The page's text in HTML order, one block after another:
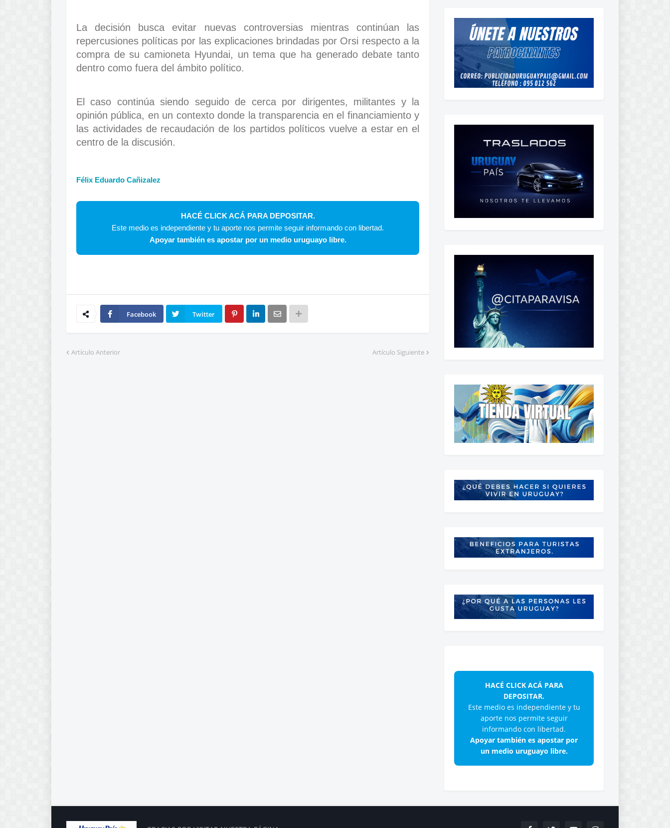
La decisión busca evitar nuevas controversias mientras continúan las
repercusiones políticas por las explicaciones brindadas por Orsi respecto a la
compra de su camioneta Hyundai, un tema que ha generado debate tanto
dentro como fuera del ámbito político.
El caso continúa siendo seguido de cerca por dirigentes, militantes y la
opinión pública, en un contexto donde la transparencia en el financiamiento y
las actividades de recaudación de los partidos políticos vuelve a estar en el
centro de la discusión.
Félix Eduardo Cañizalez
HACÉ CLICK ACÁ PARA DEPOSITAR.
Este medio es independiente y tu aporte nos permite seguir informando con libertad.
Apoyar también es apostar por un medio uruguayo libre.
Facebook Twitter
Artículo Anterior Artículo Siguiente
HACÉ CLICK ACÁ PARA
DEPOSITAR.
Este medio es independiente y tu
aporte nos permite seguir
informando con libertad.
Apoyar también es apostar por
un medio uruguayo libre.